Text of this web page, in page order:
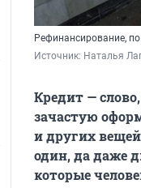
Рефинансирование,
Источник: Наталья
Кредит —
зачастую
и других
один, да даже
которые